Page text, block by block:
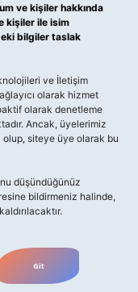
ve kişiler hakkında
kişiler ile isim
bilgiler taslak
ve İletişim
olarak hizmet
olarak denetleme
Ancak, üyelerimiz
olup, siteye üye olarak bu
düşündüğünüz
bildirmeniz halinde,